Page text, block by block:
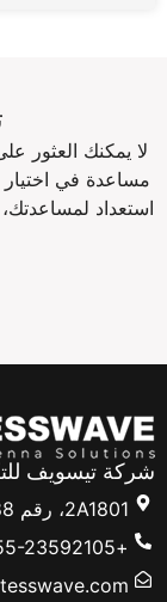
لا يمكنك العثور
مساعدة في اختيار
استعداد
شركة تيسويف
2A1801، رقم 88، طريق لونجفنج، لونجفانج، شنتشن، الصين
+86-755-23592105